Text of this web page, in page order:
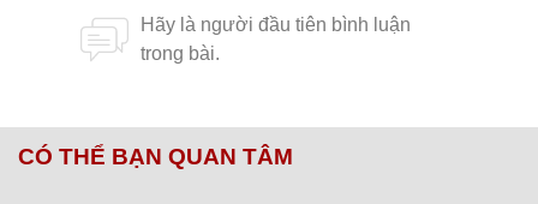
CÓ THỂ BẠN QUAN TÂM